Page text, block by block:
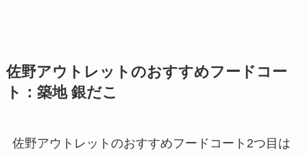
佐野アウトレットのおすすめフードコー
ト：築地 銀だこ
佐野アウトレットのおすすめフードコート2つ目は